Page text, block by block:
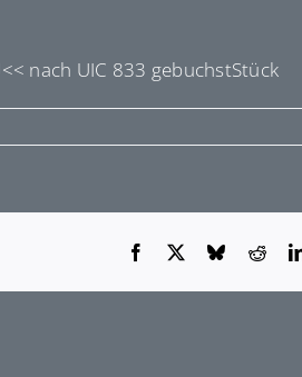
nach UIC 833 gebuchstStück
Facebook Bluesky